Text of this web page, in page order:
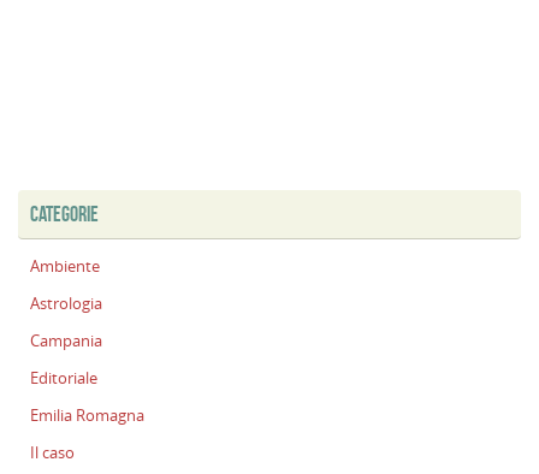
CATEGORIE
Ambiente
Astrologia
Campania
Editoriale
Emilia Romagna
Il caso